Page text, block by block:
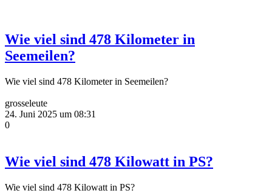
Wie viel sind 478 Kilometer in
Seemeilen?
Wie viel sind 478 Kilometer in Seemeilen?
grosseleute
24. Juni 2025 um 08:31
0
Wie viel sind 478 Kilowatt in PS?
Wie viel sind 478 Kilowatt in PS?